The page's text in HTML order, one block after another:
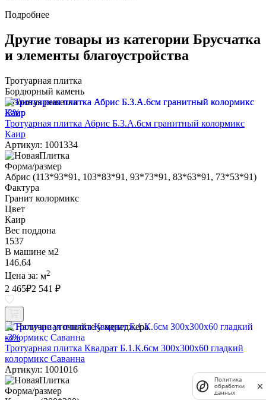
Подробнее
Другие товары из категории Брусчатка
и элементы благоустройства
Тротуарная плитка
Бордюрный камень
Газонная решетка
-3%
Тротуарная плитка Абрис Б.3.А.6см гранитный колормикс
Каир
Артикул: 1001334
Форма/размер
Абрис (113*93*91, 103*83*91, 93*73*91, 83*63*91, 73*53*91)
Фактура
Гранит колормикс
Цвет
Каир
Вес поддона
1537
В машине м2
146.64
Цена за: м2
2 465₽2 541 ₽
Наличие уточняйте у менеджера
-3%
Тротуарная плитка Квадрат Б.1.К.6см 300х300х60 гладкий
колормикс Саванна
Артикул: 1001016
Форма/размер
Политика
обработки
данных